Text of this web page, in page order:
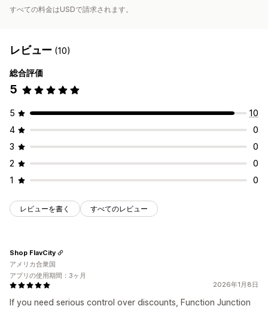
すべての料金はUSDで請求されます。
レビュー (10)
総合評価
5
5
10
4
0
3
0
2
0
1
0
レビューを書く すべてのレビュー
2026年1月8日
If you need serious control over discounts, Function Junction
Shop FlavCity
アメリカ合衆国
アプリの使用期間：3ヶ月